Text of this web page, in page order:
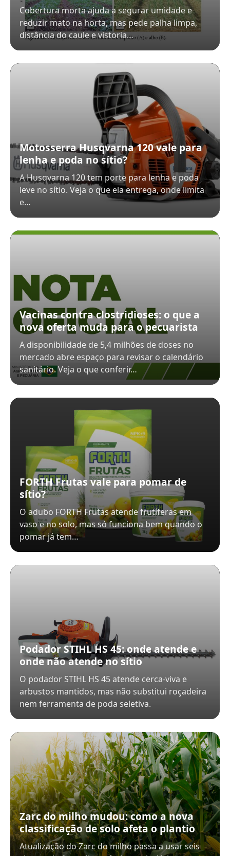
Cobertura morta ajuda a segurar umidade e
reduzir mato na horta, mas pede palha limpa,
distância do caule e vistoria…
Motosserra Husqvarna 120 vale para
lenha e poda no sítio?
A Husqvarna 120 tem porte para lenha e poda
leve no sítio. Veja o que ela entrega, onde limita
e…
Vacinas contra clostridioses: o que a
nova oferta muda para o pecuarista
A disponibilidade de 5,4 milhões de doses no
mercado abre espaço para revisar o calendário
sanitário. Veja o que conferir…
FORTH Frutas vale para pomar de
sítio?
O adubo FORTH Frutas atende frutíferas em
vaso e no solo, mas só funciona bem quando o
pomar já tem…
Podador STIHL HS 45: onde atende e
onde não atende no sítio
O podador STIHL HS 45 atende cerca-viva e
arbustos mantidos, mas não substitui roçadeira
nem ferramenta de poda seletiva.
Zarc do milho mudou: como a nova
classificação de solo afeta o plantio
Atualização do Zarc do milho passa a usar seis